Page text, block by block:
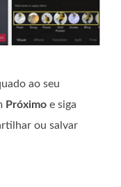
ao seu
Próximo e siga
ou salvar